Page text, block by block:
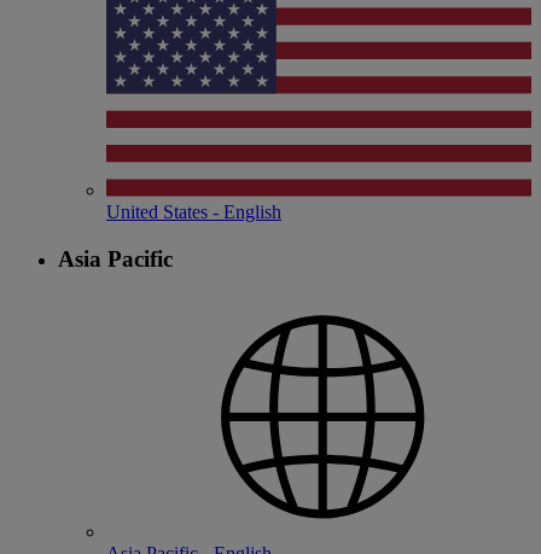
United States - English
Asia Pacific